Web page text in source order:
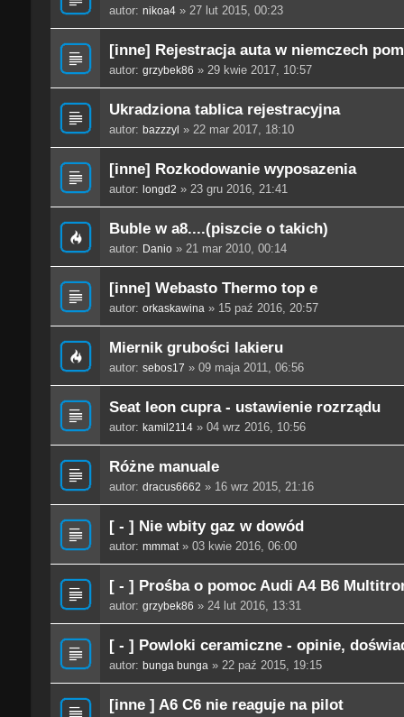
autor: nikoa4» 27 lut 2015, 00:23
[inne] Rejestracja auta w niemczech
autor: grzybek86 » 29 kwie 2017, 10:57
Ukradziona tablica rejestracyjna
autor: bazzzyl » 22 mar 2017, 18:10
[inne] Rozkodowanie wyposazenia
autor: longd2 » 23 gru 2016, 21:41
Buble w a8....(piszcie o takich)
autor: Danio» 21 mar 2010, 00:14
[inne] Webasto Thermo top e
autor: orkaskawina» 15 paź 2016, 20:57
Miernik grubości lakieru
autor: sebos17 » 09 maja 2011, 06:56
Seat leon cupra - ustawienie rozrządu
autor: kamil2114» 04 wrz 2016, 10:56
Różne manuale
autor: dracus6662 » 16 wrz 2015, 21:16
[ - ] Nie wbity gaz w dowód
autor: mmmat» 03 kwie 2016, 06:00
[ - ] Prośba o pomoc Audi A4 B6
autor: grzybek86 » 24 lut 2016, 13:31
[ - ] Powloki ceramiczne - opinie,
autor: bunga bunga» 22 paź 2015, 19:15
[inne ] A6 C6 nie reaguje na pilot